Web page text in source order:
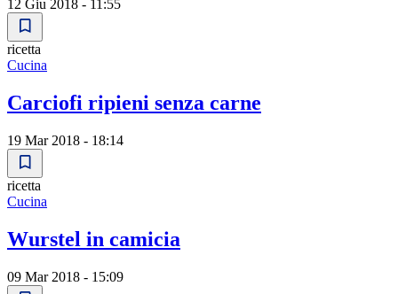
12 Giu 2018 - 11:55
ricetta
Cucina
Carciofi ripieni senza carne
19 Mar 2018 - 18:14
ricetta
Cucina
Wurstel in camicia
09 Mar 2018 - 15:09